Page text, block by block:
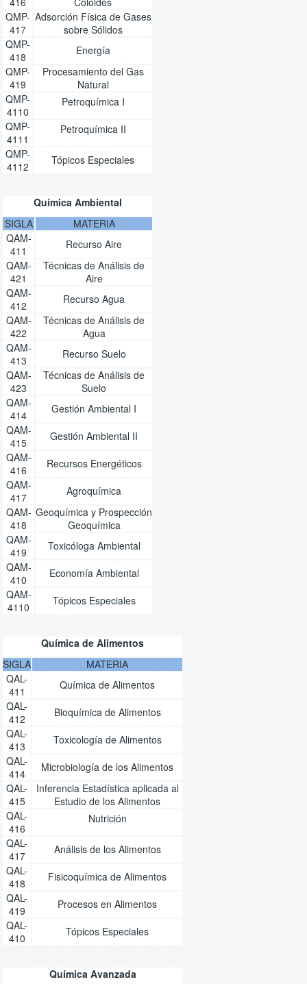
QMP-
417
Adsorción Física de Gases
sobre Sólidos
QMP-
418
Energía
QMP-
419
Procesamiento del Gas
Natural
QMP-
4110
Petroquímica I
QMP-
4111
Petroquímica II
QMP-
4112
Tópicos Especiales
Química Ambiental
SIGLA
MATERIA
QAM-
411
Recurso Aire
QAM-
421
Técnicas de Análisis de
Aire
QAM-
412
Recurso Agua
QAM-
422
Técnicas de Análisis de
Agua
QAM-
413
Recurso Suelo
QAM-
423
Técnicas de Análisis de
Suelo
QAM-
414
Gestión Ambiental I
QAM-
415
Gestión Ambiental II
QAM-
416
Recursos Energéticos
QAM-
417
Agroquímica
QAM-
418
Geoquímica y Prospección
Geoquímica
QAM-
419
Toxicóloga Ambiental
QAM-
410
Economía Ambiental
QAM-
4110
Tópicos Especiales
Química de Alimentos
SIGLA
MATERIA
QAL-
411
Química de Alimentos
QAL-
412
Bioquímica de Alimentos
QAL-
413
Toxicología de Alimentos
QAL-
414
Microbiología de los Alimentos
QAL-
415
Inferencia Estadística aplicada al
Estudio de los Alimentos
QAL-
416
Nutrición
QAL-
417
Análisis de los Alimentos
QAL-
418
Fisicoquímica de Alimentos
QAL-
419
Procesos en Alimentos
QAL-
410
Tópicos Especiales
Química Avanzada